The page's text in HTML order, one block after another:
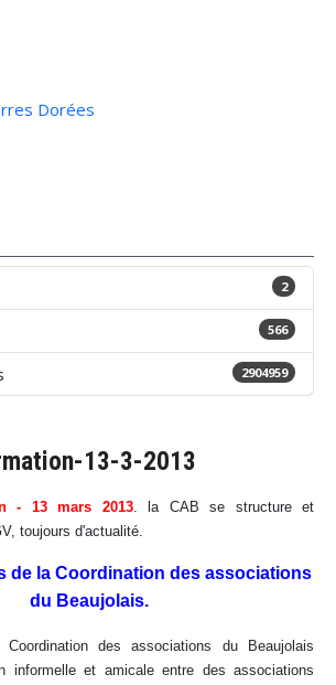
Dorées
2
566
2904959
13-3-2013
- 13 mars 2013. la CAB se structure et
toujours d'actualité.
de la Coordination des associations
du Beaujolais.
des associations du Beaujolais
informelle et amicale entre des associations